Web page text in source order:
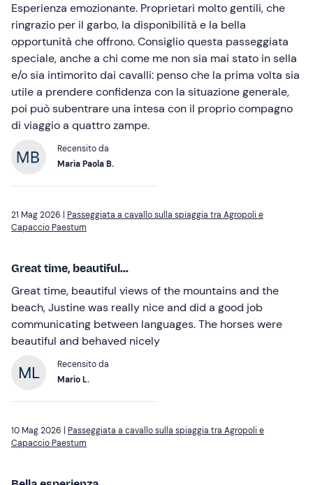
Esperienza emozionante. Proprietari molto gentili, che
ringrazio per il garbo, la disponibilità e la bella
opportunità che offrono. Consiglio questa passeggiata
speciale, anche a chi come me non sia mai stato in sella
e/o sia intimorito dai cavalli: penso che la prima volta sia
utile a prendere confidenza con la situazione generale,
poi può subentrare una intesa con il proprio compagno
di viaggio a quattro zampe.
Recensito da
Maria Paola B.
21 Mag 2026 | Passeggiata a cavallo sulla spiaggia tra Agropoli e
Capaccio Paestum
Great time, beautiful...
Great time, beautiful views of the mountains and the
beach, Justine was really nice and did a good job
communicating between languages. The horses were
beautiful and behaved nicely
Recensito da
Mario L.
10 Mag 2026 | Passeggiata a cavallo sulla spiaggia tra Agropoli e
Capaccio Paestum